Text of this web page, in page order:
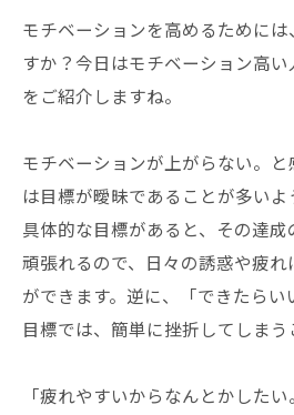
モチベーションを高めるために
すか？今日はモチベーション高い
をご紹介しますね。
モチベーションが上がらない。
は目標が曖昧であることが多いよ
具体的な目標があると、その達
頑張れるので、日々の誘惑や疲れ
ができます。逆に、「できたら
目標では、簡単に挫折してしまう
「疲れやすいからなんとかしたい